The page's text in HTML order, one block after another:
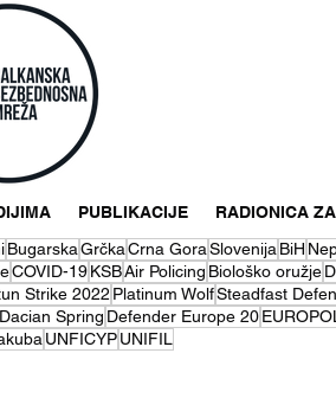
PUBLIKACIJE RADIONICA
BugarskaGrčkaCrna GoraSlovenija BiH
COVID-19KSBAir Policing Biološko oružje
Strike 2022 Platinum WolfSteadfast
Dacian Spring Defender Europe 20
UNFICYPUNIFIL